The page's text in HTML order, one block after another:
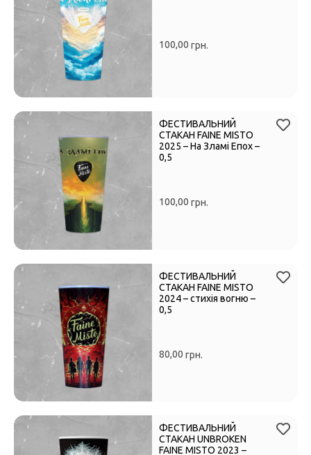
100,00 грн.
ФЕСТИВАЛЬНИЙ
СТАКАН FAINE MISTO
2025 – На Зламі Епох –
0,5
100,00 грн.
ФЕСТИВАЛЬНИЙ
СТАКАН FAINE MISTO
2024 – стихія вогню –
0,5
80,00 грн.
ФЕСТИВАЛЬНИЙ
СТАКАН UNBROKEN
FAINE MISTO 2023 –